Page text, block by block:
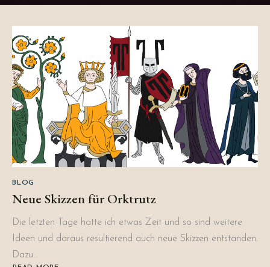
BLOG
Neue Skizzen für Orktrutz
Die letzten Tage hatte ich etwas Zeit und so sind weitere
Ideen und daraus resultierend auch neue Skizzen entstanden.
Dazu…